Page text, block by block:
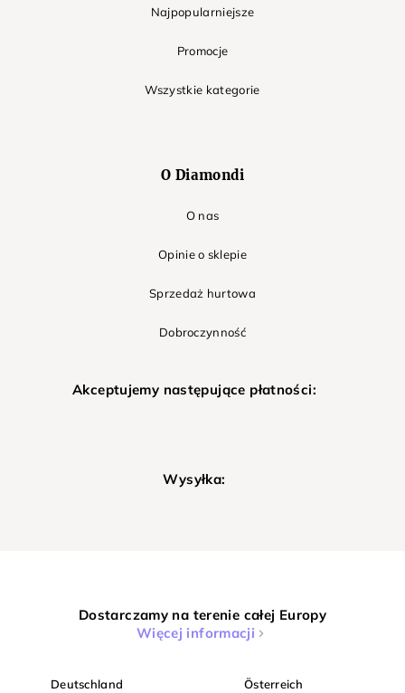
Najpopularniejsze
Promocje
Wszystkie kategorie
O Diamondi
O nas
Opinie o sklepie
Sprzedaż hurtowa
Dobroczynność
Akceptujemy następujące płatności:
Wysyłka:
Dostarczamy na terenie całej Europy
Więcej informacji
Deutschland Österreich